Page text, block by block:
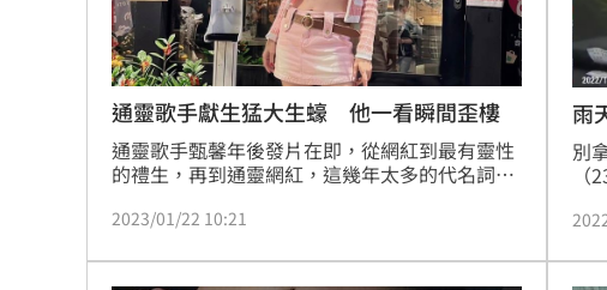
通靈歌手獻生猛大生蠔 他一看瞬間歪樓
通靈歌手甄馨年後發片在即，從網紅到最有靈性
的禮生，再到通靈網紅，這幾年太多的代名詞在
以全新歌手身分正式進入歌壇」。笑說別人是空
把自己獨特一面表現出來。
2023/01/22 10:21
雨
別
速
發